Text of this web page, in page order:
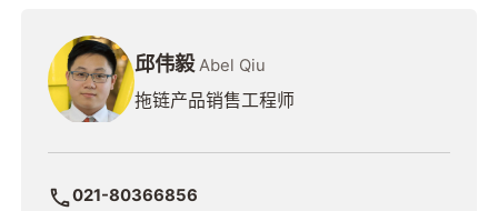
邱伟毅Abel Qiu
拖链产品销售工程师
021-80366856